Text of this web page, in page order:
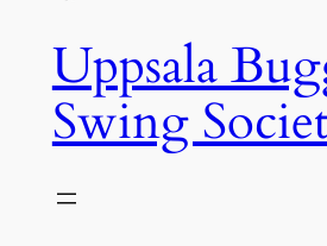
Uppsala
Swing